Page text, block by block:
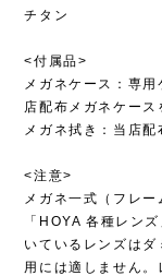
チタン
<付属品>
メガネケース：専
店配布メガネケース
メガネ拭き：当店配
<注意>
メガネ一式（フレ
「HOYA 各種レン
いているレンズは
用には適しません